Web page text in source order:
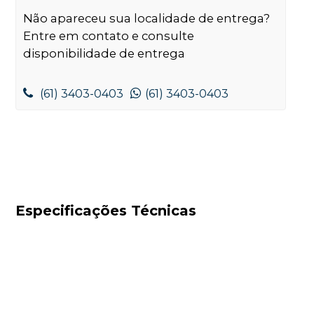
Não apareceu sua localidade de entrega?
Entre em contato e consulte
disponibilidade de entrega
(61) 3403-0403 (61) 3403-0403
Especificações Técnicas